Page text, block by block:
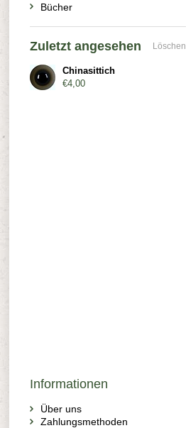
Bücher
Zuletzt angesehen Löschen
Chinasittich
€4,00
Informationen
Über uns
Zahlungsmethoden